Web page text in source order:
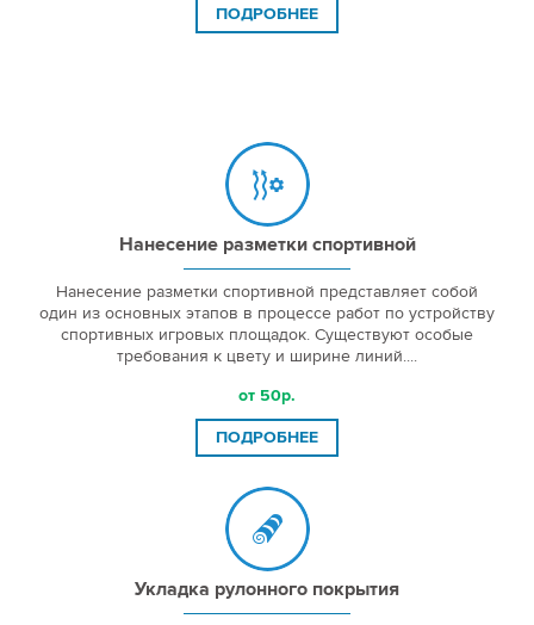
ПОДРОБНЕЕ
Нанесение разметки спортивной
Нанесение разметки спортивной представляет собой
один из основных этапов в процессе работ по устройству
спортивных игровых площадок. Существуют особые
требования к цвету и ширине линий....
от 50р.
ПОДРОБНЕЕ
Укладка рулонного покрытия